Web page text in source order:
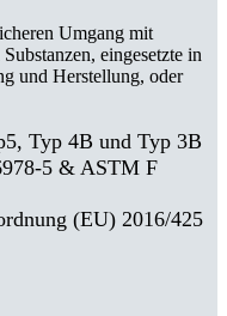
Umgang mit
eingesetzte in
und Herstellung, oder
Typ 4B und Typ 3B
5 & ASTM F
(EU) 2016/425